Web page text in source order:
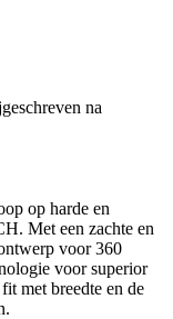
na
op harde en
Met een zachte en
voor 360
voor superior
met breedte en de